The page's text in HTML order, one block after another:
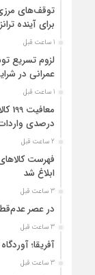
توقف‌های
برای آینده
1 ساعت قبل
لزوم تسریع
عمرانی در
1 ساعت قبل
درصدی
2 ساعت قبل
فهرست
ابلاغ شد
3 ساعت قبل
در عصر
3 ساعت قبل
آفریقا؛
3 ساعت قبل